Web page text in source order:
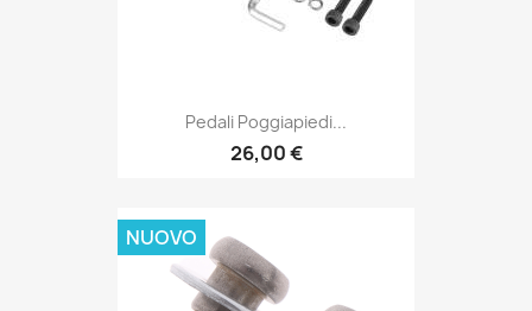
Pedali Poggiapiedi...
26,00 €
NUOVO